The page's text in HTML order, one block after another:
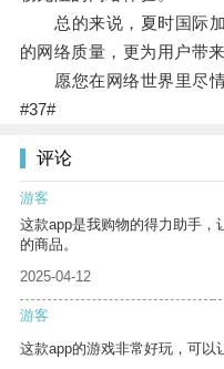
总的来说，夏时国际加
的网络质量，更为用户带
愿您在网络世界里尽情
#37#
评论
游客
这款app是我购物的得力助手，
的商品。
2025-04-12
游客
这款app的游戏非常好玩，可以